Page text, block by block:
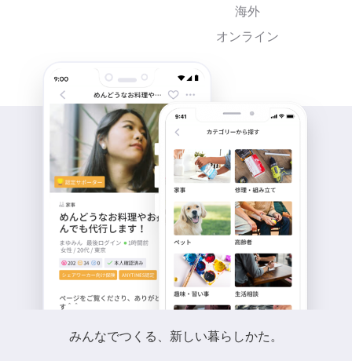
海外
オンライン
みんなでつくる、新しい暮らしかた。